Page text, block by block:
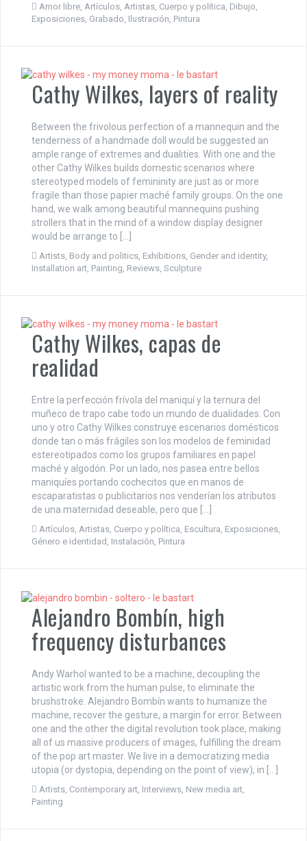
Amor libre Artículos Artistas Cuerpo y política Dibujo
Exposiciones Grabado Ilustración Pintura
Cathy Wilkes, layers of reality
Between the frivolous perfection of a mannequin and the
tenderness of a handmade doll would be suggested an
ample range of extremes and dualities. With one and the
other Cathy Wilkes builds domestic scenarios where
stereotyped models of femininity are just as or more
fragile than those papier maché family groups. On the one
hand, we walk among beautiful mannequins pushing
strollers that in the mind of a window display designer
would be arrange to […]
Artists, Body and politics, Exhibitions, Gender and identity,
Installation art, Painting, Reviews, Sculpture
Cathy Wilkes, capas de
realidad
Entre la perfección frívola del maniquí y la ternura del
muñeco de trapo cabe todo un mundo de dualidades. Con
uno y otro Cathy Wilkes construye escenarios domésticos
donde tan o más frágiles son los modelos de feminidad
estereotipados como los grupos familiares en papel
maché y algodón. Por un lado, nos pasea entre bellos
maniquíes portando cochecitos que en manos de
escaparatistas o publicitarios nos venderían los atributos
de una maternidad deseable, pero que […]
Artículos, Artistas, Cuerpo y política, Escultura, Exposiciones,
Género e identidad , Instalación, Pintura
Alejandro Bombín, high
frequency disturbances
Andy Warhol wanted to be a machine, decoupling the
artistic work from the human pulse, to eliminate the
brushstroke. Alejandro Bombín wants to humanize the
machine, recover the gesture, a margin for error. Between
one and the other the digital revolution took place, making
all of us massive producers of images, fulfilling the dream
of the pop art master. We live in a democratizing media
utopia (or dystopia, depending on the point of view), in […]
Artists Contemporary art Interviews New media art
Painting